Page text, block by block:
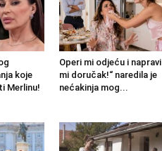
koje
Merlinu!
Operi mi odjeću i napravi
mi doručak!“ naredila je
nećakinja mog...